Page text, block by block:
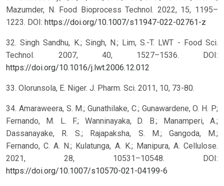
Mazumder, N. Food Bioprocess Technol. 2022, 15, 1195–
1223. DOI: https://doi.org/10.1007/s11947-022-02761-z
32. Singh Sandhu, K.; Singh, N.; Lim, S.-T. LWT - Food Sci.
Technol. 2007, 40, 1527–1536. DOI:
https://doi.org/10.1016/j.lwt.2006.12.012
33. Olorunsola, E. Niger. J. Pharm. Sci. 2011, 10, 73-80.
34. Amaraweera, S. M.; Gunathilake, C.; Gunawardene, O. H. P;
Fernando, M. L. F.; Wanninayaka, D. B.; Manamperi, A.;
Dassanayake, R. S.; Rajapaksha, S. M.; Gangoda, M.;
Fernando, C. A. N.; Kulatunga, A. K.; Manipura, A. Cellulose.
2021, 28, 10531–10548. DOI:
https://doi.org/10.1007/s10570-021-04199-6